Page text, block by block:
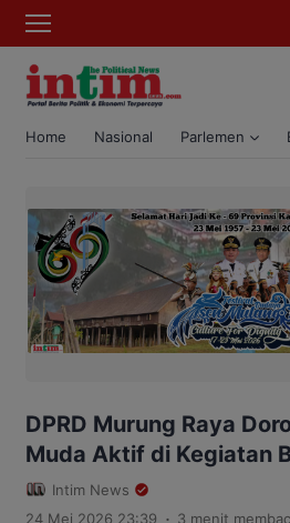
Home Nasional Parlemen
DPRD Murung Raya
Muda Aktif di Kegiatan
Intim News
24 Mei 2026 23:39 . 3 menit